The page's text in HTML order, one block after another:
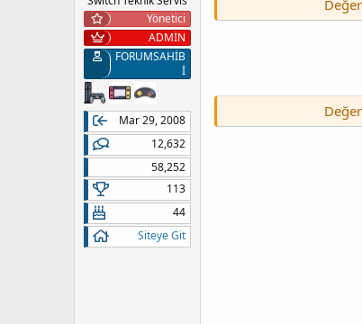
Yönetici
ADMİN
FORUMSAHİB
İ
Mar 29, 2008
12,632
58,252
113
44
Siteye Git